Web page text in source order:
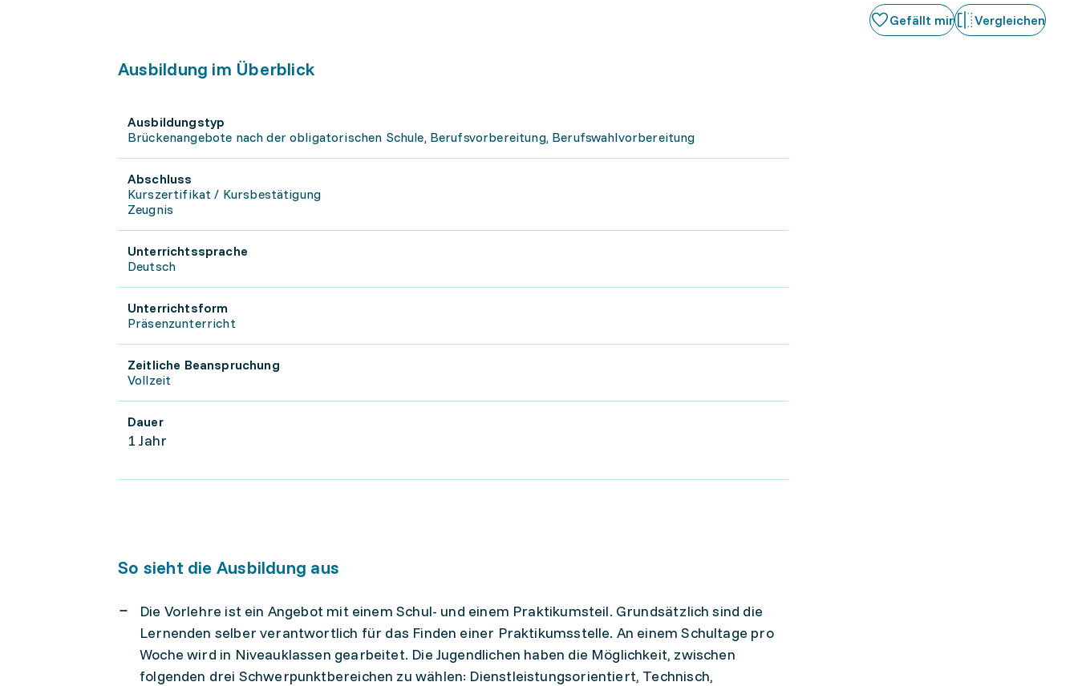
Gefällt mir Vergleichen
Ausbildung im Überblick
Ausbildungstyp
Brückenangebote nach der obligatorischen Schule, Berufsvorbereitung, Berufswahlvorbereitung
Abschluss
Kurszertifikat / Kursbestätigung
Zeugnis
Unterrichtssprache
Deutsch
Unterrichtsform
Präsenzunterricht
Zeitliche Beanspruchung
Vollzeit
Dauer
1 Jahr
So sieht die Ausbildung aus
Die Vorlehre ist ein Angebot mit einem Schul- und einem Praktikumsteil. Grundsätzlich sind die
Lernenden selber verantwortlich für das Finden einer Praktikumsstelle. An einem Schultage pro
Woche wird in Niveauklassen gearbeitet. Die Jugendlichen haben die Möglichkeit, zwischen
folgenden drei Schwerpunktbereichen zu wählen: Dienstleistungsorientiert, Technisch,